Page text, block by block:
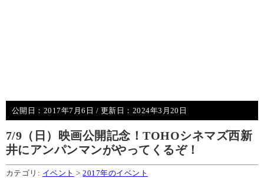
公開日： 2017年7月6日 / 更新日： 2024年3月20日
7/9（日）映画公開記念！TOHOシネマズ西新
井にアンパンマンがやってくるぞ！
カテゴリ: イベント >2017年のイベント